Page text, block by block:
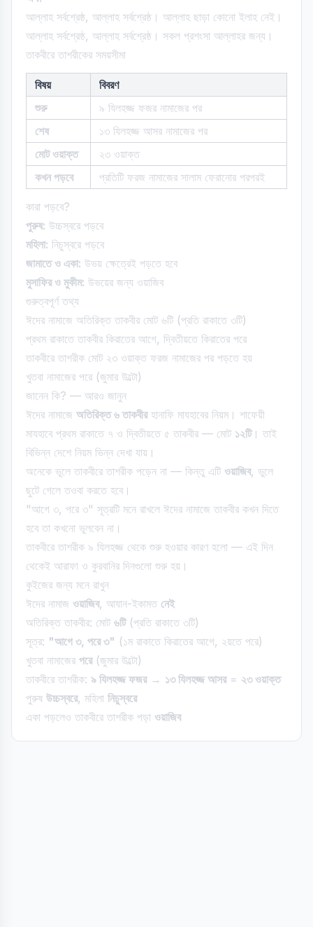
আল্লাহ সর্বশ্রেষ্ঠ, আল্লাহ সর্বশ্রেষ্ঠ। আল্লাহ ছাড়া কোনো ইলাহ নেই।
আল্লাহ সর্বশ্রেষ্ঠ, আল্লাহ সর্বশ্রেষ্ঠ। সকল প্রশংসা আল্লাহর জন্য।
তাকবীরে তাশরীকের সময়সীমা
বিষয়
বিবরণ
শুরু
৯ যিলহজ্জ ফজর নামাজের পর
শেষ
১৩ যিলহজ্জ আসর নামাজের পর
মোট ওয়াক্ত
২৩ ওয়াক্ত
কখন পড়বে
প্রতিটি ফরজ নামাজের সালাম ফেরানোর পরপরই
কারা পড়বে?
পুরুষ: উচ্চস্বরে পড়বে
মহিলা: নিচুস্বরে পড়বে
জামাতে ও একা: উভয় ক্ষেত্রেই পড়তে হবে
মুসাফির ও মুকীম: উভয়ের জন্য ওয়াজিব
গুরুত্বপূর্ণ তথ্য
ঈদের নামাজে অতিরিক্ত তাকবীর মোট ৬টি (প্রতি রাকাতে ৩টি)
প্রথম রাকাতে তাকবীর কিরাতের আগে, দ্বিতীয়তে কিরাতের পরে
তাকবীরে তাশরীক মোট ২৩ ওয়াক্ত ফরজ নামাজের পর পড়তে হয়
খুতবা নামাজের পরে (জুমার উল্টো)
জানেন কি? — আরও জানুন
ঈদের নামাজে অতিরিক্ত ৬ তাকবীরহানাফি মাযহাবের নিয়ম। শাফেয়ী
মাযহাবে প্রথম রাকাতে ৭ ও দ্বিতীয়তে ৫ তাকবীর — মোট ১২টি। তাই
বিভিন্ন দেশে নিয়ম ভিন্ন দেখা যায়।
অনেকে ভুলে তাকবীরে তাশরীক পড়েন না — কিন্তু এটি ওয়াজিব, ভুলে
ছুটে গেলে তওবা করতে হবে।
"আগে ৩, পরে ৩" সূত্রটি মনে রাখলে ঈদের নামাজে তাকবীর কখন দিতে
হবে তা কখনো ভুলবেন না।
তাকবীরে তাশরীক ৯ যিলহজ্জ থেকে শুরু হওয়ার কারণ হলো — এই দিন
থেকেই আরাফা ও কুরবানির দিনগুলো শুরু হয়।
কুইজের জন্য মনে রাখুন
ঈদের নামাজ ওয়াজিব, আযান-ইকামত নেই
অতিরিক্ত তাকবীর: মোট ৬টি(প্রতি রাকাতে ৩টি)
সূত্র: "আগে ৩, পরে ৩" (১ম রাকাতে কিরাতের আগে, ২য়তে পরে)
খুতবা নামাজের পরে(জুমার উল্টো)
তাকবীরে তাশরীক: ৯ যিলহজ্জ ফজর→ ১৩ যিলহজ্জ আসর= ২৩ ওয়াক্ত
পুরুষ উচ্চস্বরে, মহিলা নিচুস্বরে
একা পড়লেও তাকবীরে তাশরীক পড়া ওয়াজিব